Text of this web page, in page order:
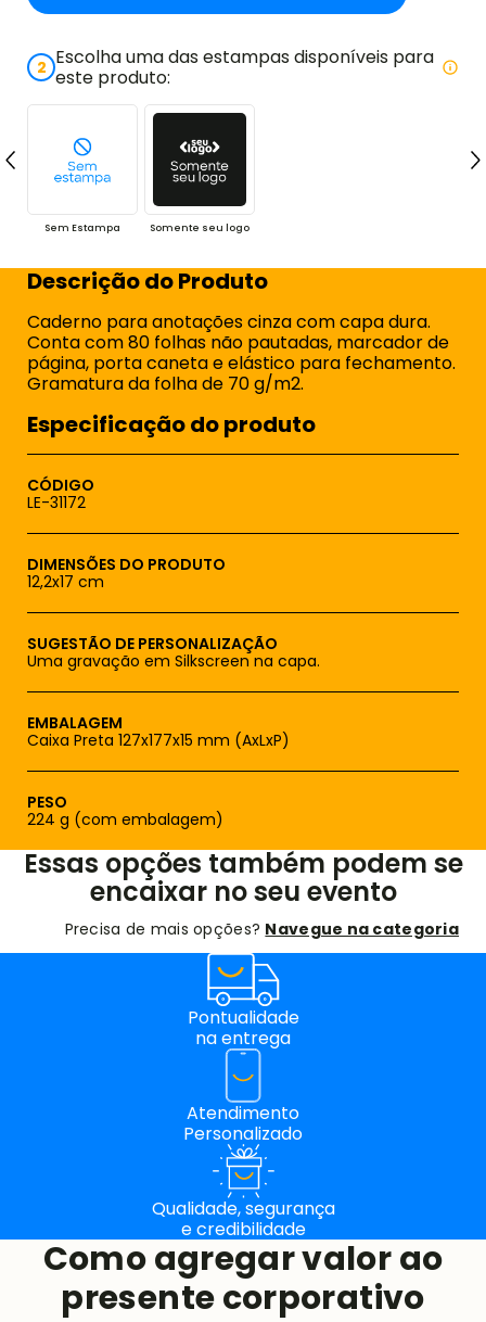
2 Escolha uma das estampas disponíveis para
este produto:
Sem Estampa Somente seu logo
Descrição do Produto
Caderno para anotações cinza com capa dura.
Conta com 80 folhas não pautadas, marcador de
página, porta caneta e elástico para fechamento.
Gramatura da folha de 70 g/m2.
Especificação do produto
CÓDIGO
LE-31172
DIMENSÕES DO PRODUTO
12,2x17 cm
SUGESTÃO DE PERSONALIZAÇÃO
Uma gravação em Silkscreen na capa.
EMBALAGEM
Caixa Preta 127x177x15 mm (AxLxP)
PESO
224 g (com embalagem)
Essas opções também podem se
encaixar no seu evento
Precisa de mais opções? Navegue na categoria
Pontualidade
na entrega
Atendimento
Personalizado
Qualidade, segurança
e credibilidade
Como agregar valor ao
presente corporativo